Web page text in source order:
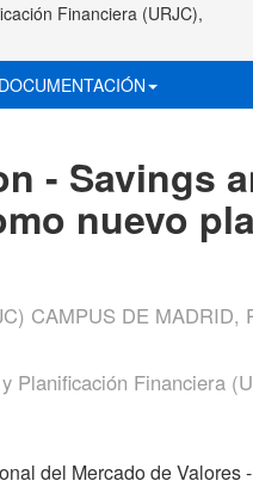
Financiera (URJC),
DOCUMENTACIÓN
- Savings
nuevo
CAMPUS DE MADRID,
Planificación Financiera
del Mercado de Valores